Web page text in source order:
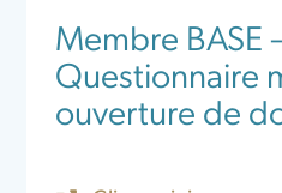
Membre BASE
Questionnaire
ouverture de